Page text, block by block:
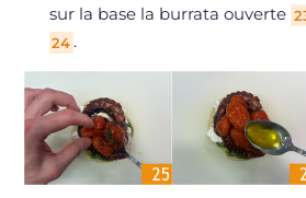
sur la base la burrata ouverte
24 .